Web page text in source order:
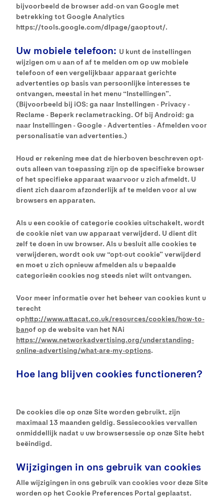
bijvoorbeeld de browser add-on van Google met
betrekking tot Google Analytics
https://tools.google.com/dlpage/gaoptout/.
Uw mobiele telefoon: U kunt de instellingen
wijzigen om u aan of af te melden om op uw mobiele
telefoon of een vergelijkbaar apparaat gerichte
advertenties op basis van persoonlijke interesses te
ontvangen, meestal in het menu “Instellingen”.
(Bijvoorbeeld bij iOS: ga naar Instellingen - Privacy -
Reclame - Beperk reclametracking. Of bij Android: ga
naar Instellingen - Google - Advertenties - Afmelden voor
personalisatie van advertenties.)
Houd er rekening mee dat de hierboven beschreven opt-
outs alleen van toepassing zijn op de specifieke browser
of het specifieke apparaat waarvoor u zich afmeldt. U
dient zich daarom afzonderlijk af te melden voor al uw
browsers en apparaten.
Als u een cookie of categorie cookies uitschakelt, wordt
de cookie niet van uw apparaat verwijderd. U dient dit
zelf te doen in uw browser. Als u besluit alle cookies te
verwijderen, wordt ook uw “opt-out cookie” verwijderd
en moet u zich opnieuw afmelden als u bepaalde
categorieën cookies nog steeds niet wilt ontvangen.
Voor meer informatie over het beheer van cookies kunt u
terecht
ophttp://www.attacat.co.uk/resources/cookies/how-to-
banof op de website van het NAi
https://www.networkadvertising.org/understanding-
online-advertising/what-are-my-options.
Hoe lang blijven cookies functioneren?
De cookies die op onze Site worden gebruikt, zijn
maximaal 13 maanden geldig. Sessiecookies vervallen
onmiddellijk nadat u uw browsersessie op onze Site hebt
beëindigd.
Wijzigingen in ons gebruik van cookies
Alle wijzigingen in ons gebruik van cookies voor deze Site
worden op het Cookie Preferences Portal geplaatst.